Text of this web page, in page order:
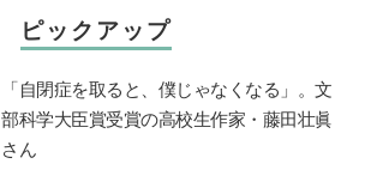
ピックアップ
「自閉症を取ると、僕じゃなくなる」。文
部科学大臣賞受賞の高校生作家・藤田壮眞
さん